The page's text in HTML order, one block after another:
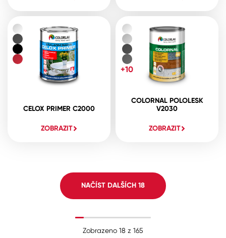
CELOX PRIMER C2000
ZOBRAZIT
COLORNAL POLOLESK
V2030
ZOBRAZIT
+10
NAČÍST DALŠÍCH 18
Zobrazeno 18 z 165